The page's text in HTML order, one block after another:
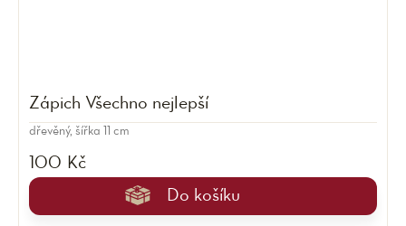
Zápich Všechno nejlepší
100 Kč
Do košíku
dřevěný, šířka 11 cm